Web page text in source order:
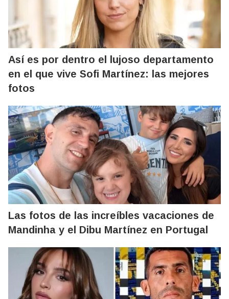
Así es por dentro el lujoso departamento
en el que vive Sofi Martínez: las mejores
fotos
Las fotos de las increíbles vacaciones de
Mandinha y el Dibu Martínez en Portugal